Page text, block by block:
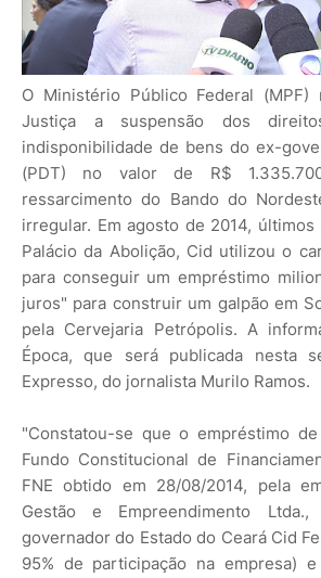
O Ministério Público Federal
Justiça a suspensão dos
indisponibilidade de bens do ex-
(PDT) no valor de R$
ressarcimento do Bando do
irregular. Em agosto de 2014,
Palácio da Abolição, Cid utilizou o
para conseguir um empréstimo
juros" para construir um galpão em
pela Cervejaria Petrópolis. A
Época, que será publicada nesta
Expresso, do jornalista Murilo Ramos.
"Constatou-se que o empréstimo
Fundo Constitucional de
FNE obtido em 28/08/2014, pela
Gestão e Empreendimento
governador do Estado do Ceará Cid
95% de participação na empresa)